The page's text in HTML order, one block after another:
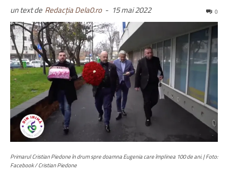
un text de Redacția Dela0.ro - 15 mai 2022 0
Primarul Cristian Piedone în drum spre doamna Eugenia care împlinea 100 de ani. | Foto:
Facebook / Cristian Piedone